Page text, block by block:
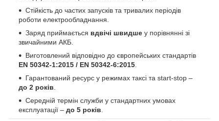
Стійкість до частих запусків та тривалих періодів
роботи електрообладнання.
Заряд приймається вдвічі швидше у порівнянні зі
звичайними АКБ.
Виготовлений відповідно до європейських стандартів
EN 50342-1:2015 / EN 50342-6:2015
Гарантований ресурс у режимах таксі та start-stop –
до 2 років
Середній термін служби у стандартних умовах
експлуатації – до 5 років